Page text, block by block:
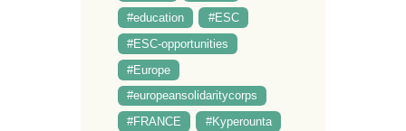
#education
#ESC
#ESC-opportunities
#Europe
#europeansolidaritycorps
#FRANCE
#Kyperounta